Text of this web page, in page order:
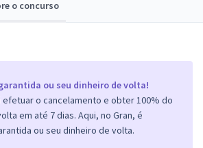
o concurso
ou seu dinheiro de volta!
efetuar o cancelamento e obter 100% do
em até 7 dias. Aqui, no Gran, é
ou seu dinheiro de volta.